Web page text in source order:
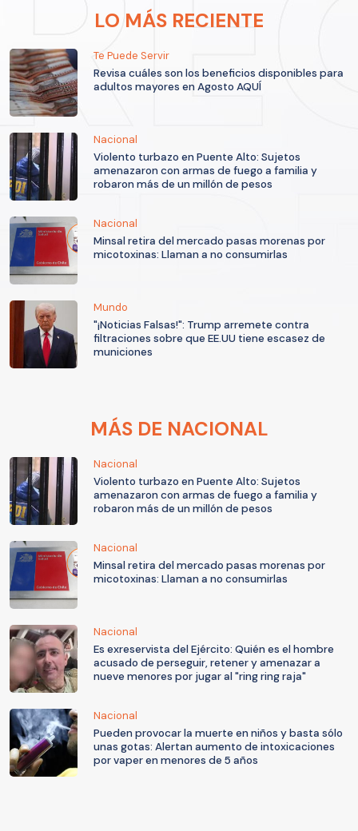
LO MÁS RECIENTE
Te Puede Servir
Revisa cuáles son los beneficios disponibles para
adultos mayores en Agosto AQUÍ
Nacional
Violento turbazo en Puente Alto: Sujetos
amenazaron con armas de fuego a familia y
robaron más de un millón de pesos
Nacional
Minsal retira del mercado pasas morenas por
micotoxinas: Llaman a no consumirlas
Mundo
"¡Noticias Falsas!": Trump arremete contra
filtraciones sobre que EE.UU tiene escasez de
municiones
MÁS DE NACIONAL
Nacional
Violento turbazo en Puente Alto: Sujetos
amenazaron con armas de fuego a familia y
robaron más de un millón de pesos
Nacional
Minsal retira del mercado pasas morenas por
micotoxinas: Llaman a no consumirlas
Nacional
Es exreservista del Ejército: Quién es el hombre
acusado de perseguir, retener y amenazar a
nueve menores por jugar al "ring ring raja"
Nacional
Pueden provocar la muerte en niños y basta sólo
unas gotas: Alertan aumento de intoxicaciones
por vaper en menores de 5 años